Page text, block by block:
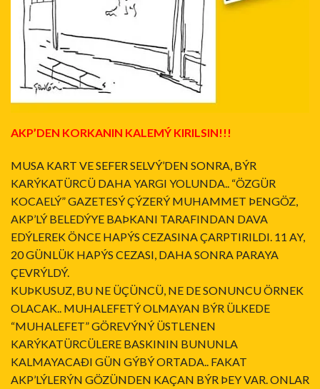
AKP’DEN KORKANIN KALEMÝ KIRILSIN!!!
MUSA KART VE SEFER SELVÝ’DEN SONRA, BÝR
KARÝKATÜRCÜ DAHA YARGI YOLUNDA.. “ÖZGÜR
KOCAELÝ” GAZETESÝ ÇÝZERÝ MUHAMMET ÞENGÖZ,
AKP’LÝ BELEDÝYE BAÞKANI TARAFINDAN DAVA
EDÝLEREK ÖNCE HAPÝS CEZASINA ÇARPTIRILDI. 11 AY,
20 GÜNLÜK HAPÝS CEZASI, DAHA SONRA PARAYA
ÇEVRÝLDÝ.
KUÞKUSUZ, BU NE ÜÇÜNCÜ, NE DE SONUNCU ÖRNEK
OLACAK.. MUHALEFETÝ OLMAYAN BÝR ÜLKEDE
“MUHALEFET” GÖREVÝNÝ ÜSTLENEN
KARÝKATÜRCÜLERE BASKININ BUNUNLA
KALMAYACAÐI GÜN GÝBÝ ORTADA.. FAKAT
AKP’LÝLERÝN GÖZÜNDEN KAÇAN BÝR ÞEY VAR. ONLAR